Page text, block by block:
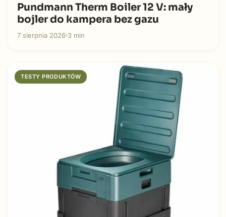
Pundmann Therm Boiler 12 V: mały
bojler do kampera bez gazu
7 sierpnia 2026 3 min
TESTY PRODUKTÓW